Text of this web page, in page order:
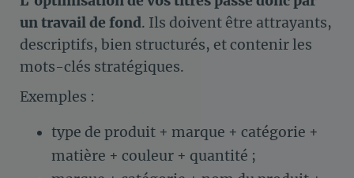
un travail de fond. Ils doivent être attrayants,
descriptifs, bien structurés, et contenir les
mots-clés stratégiques.
Exemples :
type de produit + marque + catégorie +
matière + couleur + quantité ;